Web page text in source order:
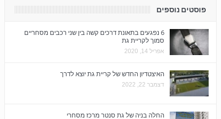
פוסטים נוספים
6 נפגעים בתאונת דרכים קשה בין שני רכבים מסחריים
סמוך לקריית גת
אפריל 14, 2020
האיצטדיון החדש של קריית גת יוצא לדרך
דצמבר 22, 2022
החלה בניה של גת סנטר מרכז מסחרי